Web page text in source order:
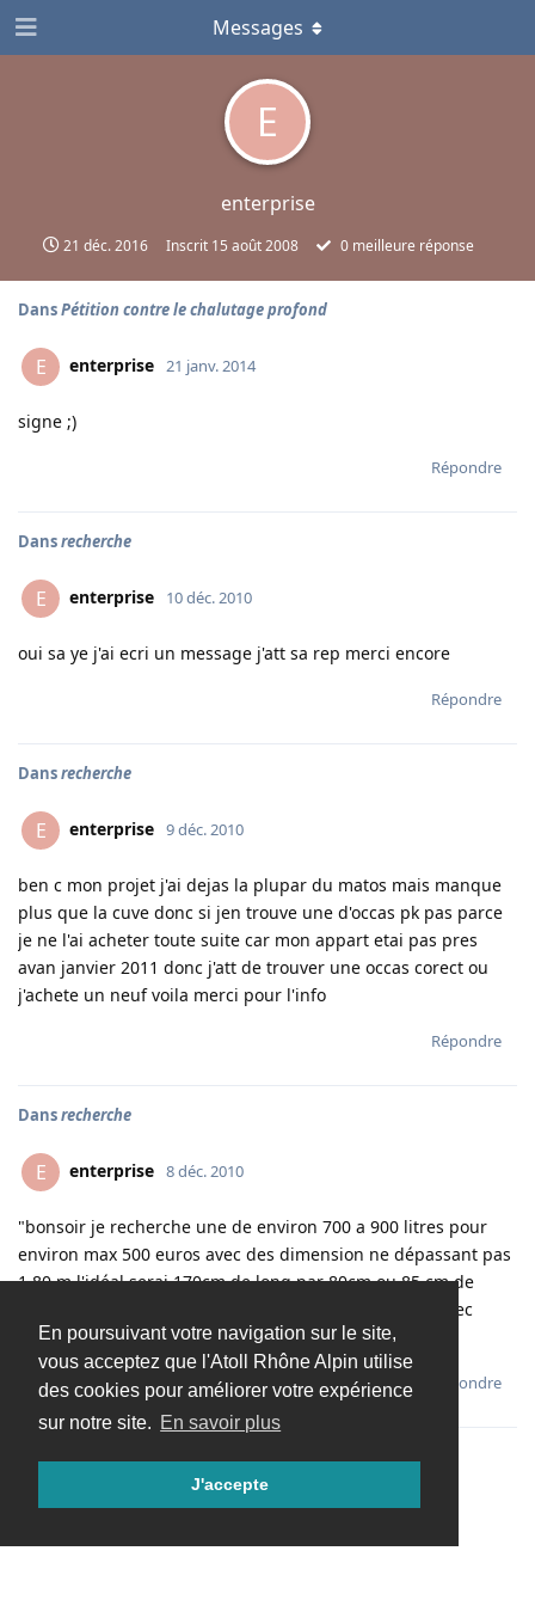
En poursuivant votre navigation sur le site,
vous acceptez que l'Atoll Rhône Alpin utilise
des cookies pour améliorer votre expérience
sur notre site. En savoir plus
J'accepte
E
enterprise
21 déc. 2016 Inscrit 15 août 2008 0 meilleure réponse
Messages
DansPétition contre le chalutage profond
E enterprise 21 janv. 2014
signe ;)
Répondre
Dansrecherche
E enterprise 10 déc. 2010
oui sa ye j'ai ecri un message j'att sa rep merci encore
Répondre
Dansrecherche
E enterprise 9 déc. 2010
ben c mon projet j'ai dejas la plupar du matos mais manque
plus que la cuve donc si jen trouve une d'occas pk pas parce
je ne l'ai acheter toute suite car mon appart etai pas pres
avan janvier 2011 donc j'att de trouver une occas corect ou
j'achete un neuf voila merci pour l'info
Répondre
Dansrecherche
E enterprise 8 déc. 2010
"bonsoir je recherche une de environ 700 a 900 litres pour
environ max 500 euros avec des dimension ne dépassant pas
1,80 m l'idéal serai 170cm de long par 80cm ou 85 cm de
large par 60cm ou 65cm de haut sans support mais avec
décante si possible merci cordialement"
Répondre